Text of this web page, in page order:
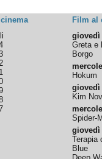
Film al
giovedì
Greta e
Borgo
Hokum
giovedì
Kim
Spider-
giovedì
Terapia
Blue